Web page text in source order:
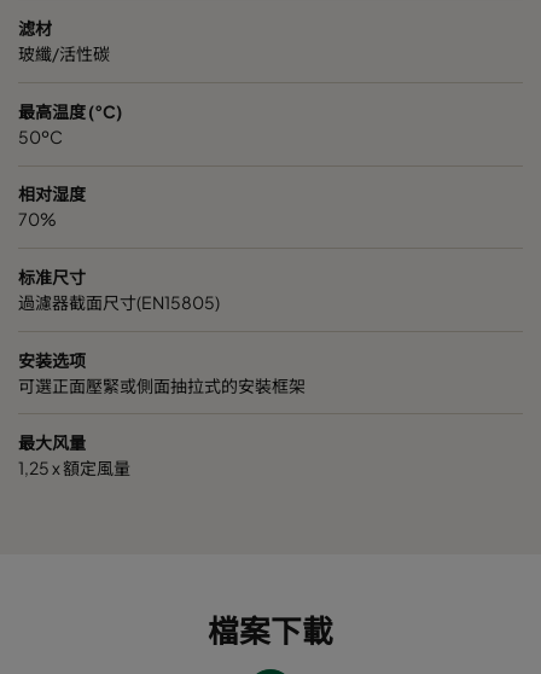
滤材
玻纖/活性碳
最高温度 (°C)
50ºC
相对湿度
70%
标准尺寸
過濾器截面尺寸(EN15805)
安装选项
可選正面壓緊或側面抽拉式的安裝框架
最大风量
1,25 x 額定風量
檔案下載